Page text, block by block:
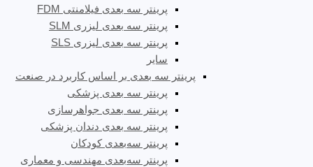
پرینتر سه بعدی فیلامنتی FDM
پرینتر سه بعدی لیزری SLM
پرینتر سه بعدی لیزری SLS
سایر
پرینتر سه بعدی بر اساس کاربرد در صنعت
پرینتر سه بعدی پزشکی
پرینتر سه بعدی جواهرسازی
پرینتر سه بعدی دندان پزشکی
پرینتر سه‌بعدی کودکان
پرینتر سه‌بعدی مهندسی و معماری